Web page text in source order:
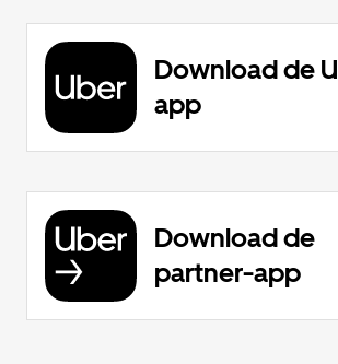
Download de
app
Download de
partner-app